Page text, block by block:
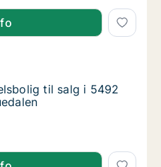
til salg i 5492
salg i 5492 Vissenbjerg,
til salg i 5492
til salg i 5492
til salg i 5492